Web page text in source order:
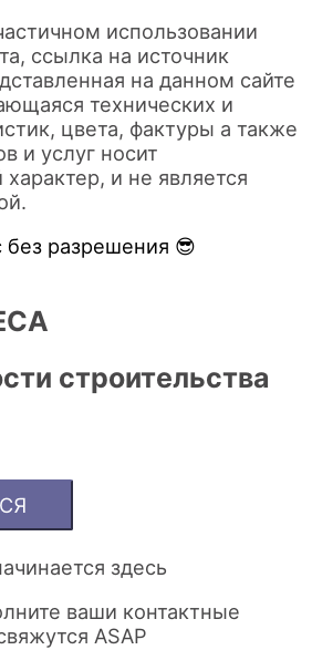
использовании
ссылка на источник
на данном сайте
технических и
цвета, фактуры а также
и услуг носит
и не является
без разрешения 😎
строительства
здесь
ваши контактные
ASAP